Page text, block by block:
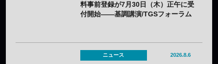
料事前登録が7月30日（木）正午に受
付開始——基調講演/TGSフォーラム
ニュース 2026.8.6